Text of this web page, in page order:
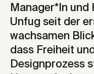
Manager*In und
Unfug seit der
wachsamen
dass Freiheit
Designprozess